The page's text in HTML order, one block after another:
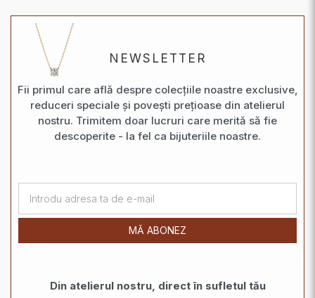
NEWSLETTER
Fii primul care află despre colecțiile noastre exclusive,
reduceri speciale și povești prețioase din atelierul
nostru. Trimitem doar lucruri care merită să fie
descoperite - la fel ca bijuteriile noastre.
MĂ ABONEZ
Din atelierul nostru, direct în sufletul tău